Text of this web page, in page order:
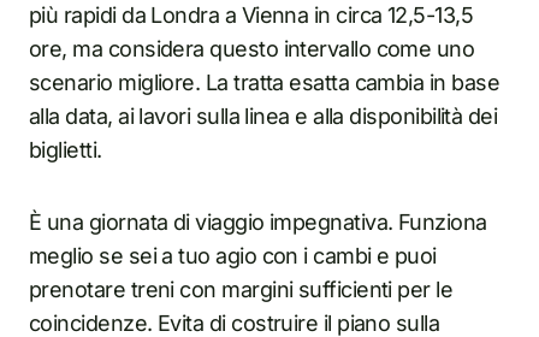
più rapidi da Londra a Vienna in circa 12,5-13,5
ore, ma considera questo intervallo come uno
scenario migliore. La tratta esatta cambia in base
alla data, ai lavori sulla linea e alla disponibilità dei
biglietti.
È una giornata di viaggio impegnativa. Funziona
meglio se sei a tuo agio con i cambi e puoi
prenotare treni con margini sufficienti per le
coincidenze. Evita di costruire il piano sulla